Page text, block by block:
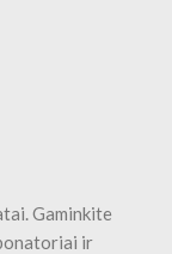
Gaminkite
ir